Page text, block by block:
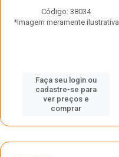
Código: 38034
*Imagem meramente ilustrativa
Faça seu login ou
cadastre-se para
ver preços e
comprar